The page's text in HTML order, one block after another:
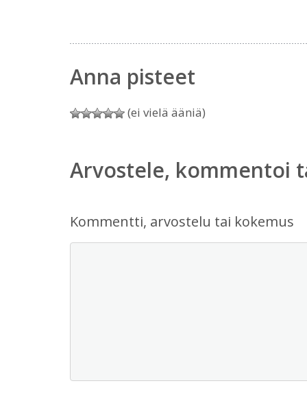
Anna pisteet
(ei vielä ääniä)
Arvostele, kommentoi
Kommentti, arvostelu tai kokemus